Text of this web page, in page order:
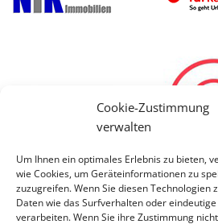
Cookie-Zustimmung
verwalten
Um Ihnen ein optimales Erlebnis zu bieten,
wie Cookies, um Geräteinformationen zu
zuzugreifen. Wenn Sie diesen Technologien
Daten wie das Surfverhalten oder
verarbeiten. Wenn Sie ihre Zustimmung